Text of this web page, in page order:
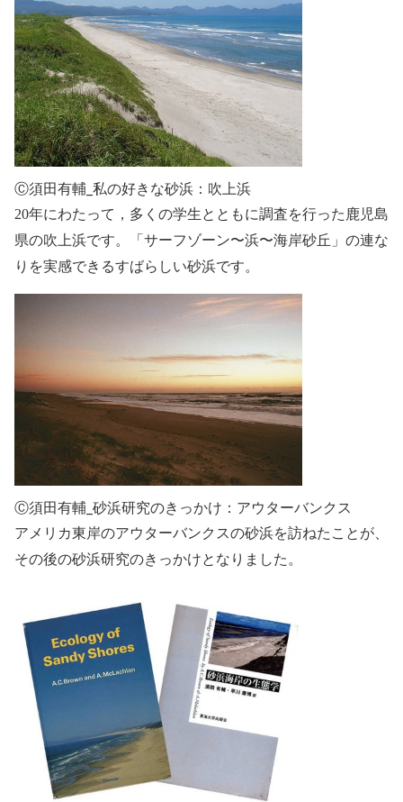
Ⓒ須田有輔_私の好きな砂浜：吹上浜
20年にわたって，多くの学生とともに調査を行った鹿児島
県の吹上浜です。「サーフゾーン〜浜〜海岸砂丘」の連な
りを実感できるすばらしい砂浜です。
Ⓒ須田有輔_砂浜研究のきっかけ：アウターバンクス
アメリカ東岸のアウターバンクスの砂浜を訪ねたことが、
その後の砂浜研究のきっかけとなりました。